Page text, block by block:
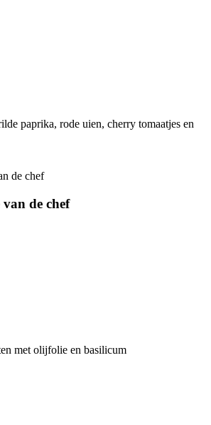
paprika, rode uien, cherry tomaatjes en
van de chef
met olijfolie en basilicum